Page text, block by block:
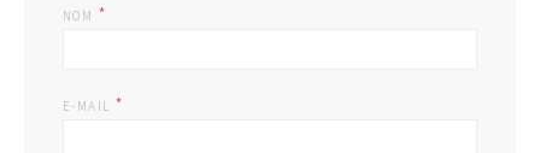
NOM *
E-MAIL *